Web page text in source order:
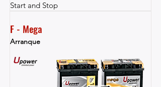
Start and Stop
F - Mega
Arranque